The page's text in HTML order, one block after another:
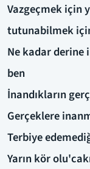
Vazgeçmek için
tutunabilmek
Ne kadar
ben
İnandıkların
Gerçeklere
Terbiye
Yarın kör